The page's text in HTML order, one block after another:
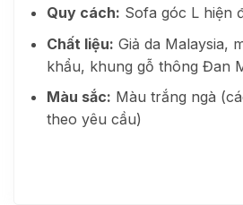
Quy cách: Sofa góc L hiện
Chất liệu: Giả da Malaysia,
khẩu, khung gỗ thông Đan
Màu sắc: Màu trắng ngà
theo yêu cầu)